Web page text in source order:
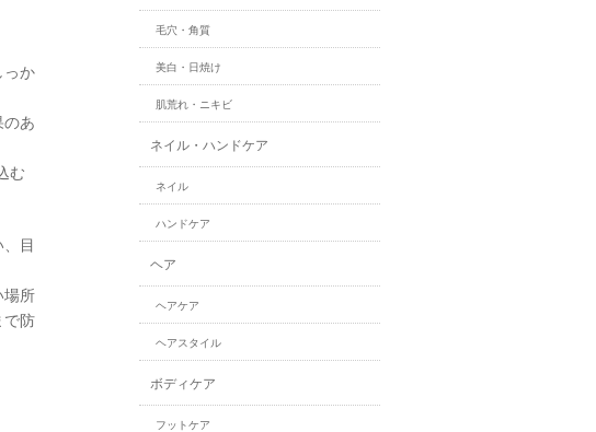
っか
のあ
む
目
場所
で防
毛穴・角質
美白・日焼け
肌荒れ・ニキビ
ネイル・ハンドケア
ネイル
ハンドケア
ヘア
ヘアケア
ヘアスタイル
ボディケア
フットケア